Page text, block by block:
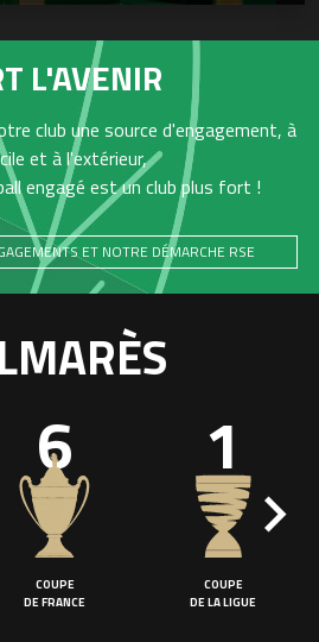
L'AVENIR
club une source d'engagement, à
et à l'extérieur,
engagé est un club plus fort !
ET NOTRE DÉMARCHE RSE
6
COUPE
DE FRANCE
1
COUPE
DE LA LIGUE